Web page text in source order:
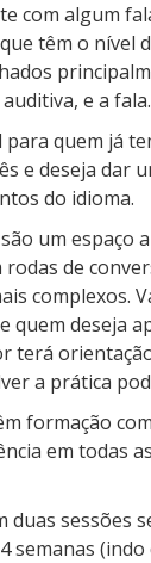
com algum
têm o nível
e a fala.
quem já
e deseja dar
do idioma.
um espaço
de
complexos.
quem deseja
terá
a prática
formação
em todas
sessões
semanas (indo